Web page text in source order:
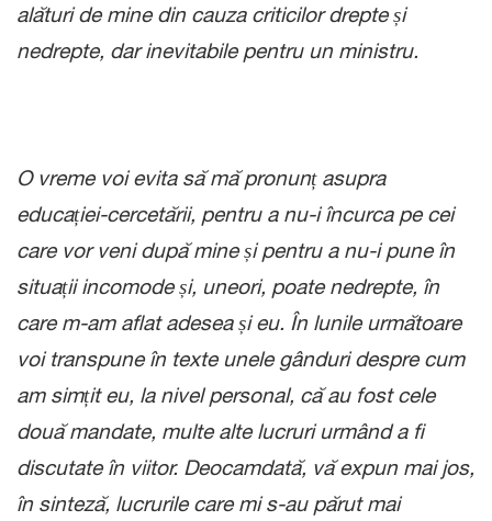
alături de mine din cauza criticilor drepte și
nedrepte, dar inevitabile pentru un ministru.
O vreme voi evita să mă pronunț asupra
educației-cercetării, pentru a nu-i încurca pe cei
care vor veni după mine și pentru a nu-i pune în
situații incomode și, uneori, poate nedrepte, în
care m-am aflat adesea și eu. În lunile următoare
voi transpune în texte unele gânduri despre cum
am simțit eu, la nivel personal, că au fost cele
două mandate, multe alte lucruri urmând a fi
discutate în viitor. Deocamdată, vă expun mai jos,
în sinteză, lucrurile care mi s-au părut mai